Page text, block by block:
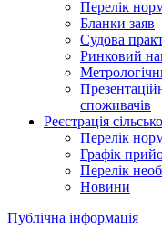
Перелік
Бланки заяв
Судова
Ринковий
споживачів
Реєстрація
Перелік
Графік
Перелік
Новини
Публічна інформація